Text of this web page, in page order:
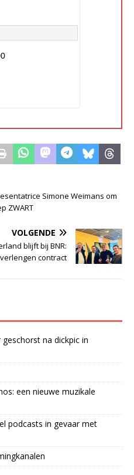
Simone Weimans om
ZWART
VOLGENDE
blijft bij BNR:
contract
na dickpic in
een nieuwe muzikale
podcasts in gevaar met